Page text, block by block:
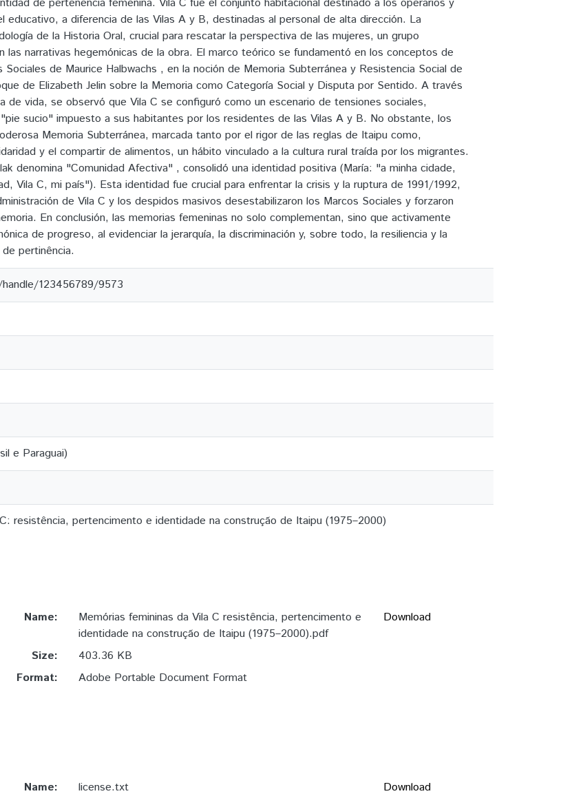
educativo, a diferencia de las Vilas A y B, destinadas al personal de alta dirección. La
de la Historia Oral, crucial para rescatar la perspectiva de las mujeres, un grupo
las narrativas hegemónicas de la obra. El marco teórico se fundamentó en los conceptos de
de Maurice Halbwachs , en la noción de Memoria Subterránea y Resistencia Social de
de Elizabeth Jelin sobre la Memoria como Categoría Social y Disputa por Sentido. A través
de vida, se observó que Vila C se configuró como un escenario de tensiones sociales,
sucio" impuesto a sus habitantes por los residentes de las Vilas A y B. No obstante, los
Memoria Subterránea, marcada tanto por el rigor de las reglas de Itaipu como,
y el compartir de alimentos, un hábito vinculado a la cultura rural traída por los migrantes.
denomina "Comunidad Afectiva" , consolidó una identidad positiva (María: "a minha cidade,
Vila C, mi país"). Esta identidad fue crucial para enfrentar la crisis y la ruptura de 1991/1992,
de Vila C y los despidos masivos desestabilizaron los Marcos Sociales y forzaron
En conclusión, las memorias femeninas no solo complementan, sino que activamente
de progreso, al evidenciar la jerarquía, la discriminación y, sobre todo, la resiliencia y la
pertinência.
123456789/9573
e Paraguai)
resistência, pertencimento e identidade na construção de Itaipu (1975–2000)
Name:
Memórias femininas da Vila C resistência, pertencimento e
identidade na construção de Itaipu (1975–2000).pdf
Size:
403.36 KB
Format:
Adobe Portable Document Format
Download
Name:
license.txt Download